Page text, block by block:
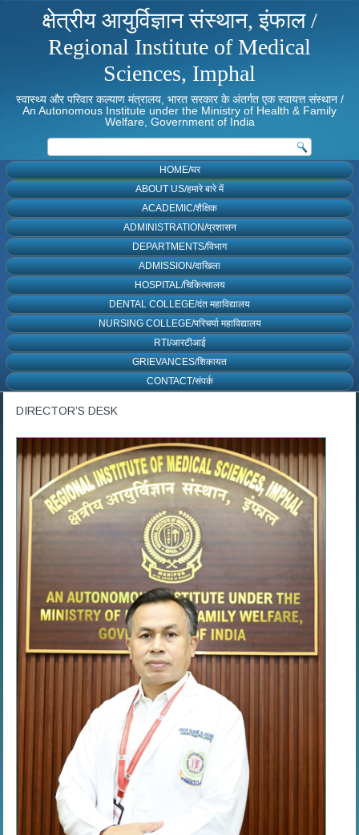
क्षेत्रीय आयुर्विज्ञान संस्थान, इंफाल /
Regional Institute of Medical
Sciences, Imphal
स्वास्थ्य और परिवार कल्याण मंत्रालय, भारत सरकार के अंतर्गत एक स्वायत्त संस्थान /
An Autonomous Institute under the Ministry of Health & Family
Welfare, Government of India
HOME/घर
ABOUT US/हमारे बारे में
ACADEMIC/शैक्षिक
ADMINISTRATION/प्रशासन
DEPARTMENTS/विभाग
ADMISSION/दाखिला
HOSPITAL/चिकित्सालय
DENTAL COLLEGE/दंत महाविद्यालय
NURSING COLLEGE/परिचर्या महाविद्यालय
RTI/आरटीआई
GRIEVANCES/शिकायत
CONTACT/संपर्क
DIRECTOR’S DESK